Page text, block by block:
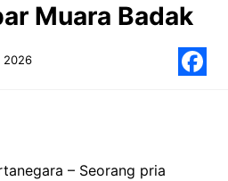
Muara Badak
2026
– Seorang pria